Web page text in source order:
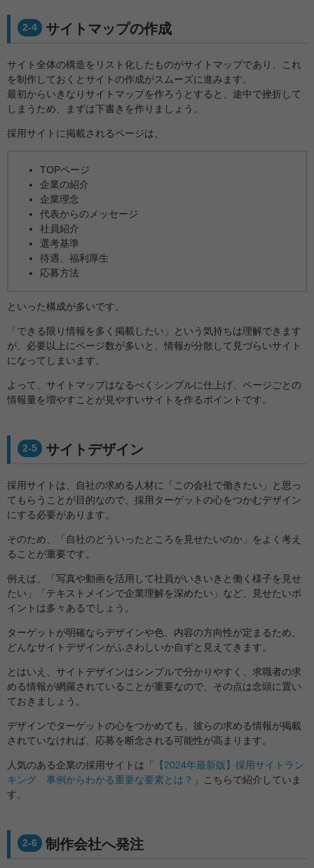
2-4 サイトマップの作成
サイト全体の構造をリスト化したものがサイトマップであり、これ
を制作しておくとサイトの作成がスムーズに進みます。
最初からいきなりサイトマップを作ろうとすると、途中で挫折して
しまうため、まずは下書きを作りましょう。
採用サイトに掲載されるページは、
TOPページ
企業の紹介
企業理念
代表からのメッセージ
社員紹介
選考基準
待遇、福利厚生
応募方法
といった構成が多いです。
「できる限り情報を多く掲載したい」という気持ちは理解できます
が、必要以上にページ数が多いと、情報が分散して見づらいサイト
になってしまいます。
よって、サイトマップはなるべくシンプルに仕上げ、ページごとの
情報量を増やすことが見やすいサイトを作るポイントです。
2-5 サイトデザイン
採用サイトは、自社の求める人材に「この会社で働きたい」と思っ
てもらうことが目的なので、採用ターゲットの心をつかむデザイン
にする必要があります。
そのため、「自社のどういったところを見せたいのか」をよく考え
ることが重要です。
例えば、「写真や動画を活用して社員がいきいきと働く様子を見せ
たい」「テキストメインで企業理解を深めたい」など、見せたいポ
イントは多々あるでしょう。
ターゲットが明確ならデザインや色、内容の方向性が定まるため、
どんなサイトデザインがふさわしいか自ずと見えてきます。
とはいえ、サイトデザインはシンプルで分かりやすく、求職者の求
める情報が網羅されていることが重要なので、その点は念頭に置い
ておきましょう。
デザインでターゲットの心をつかめても、彼らの求める情報が掲載
されていなければ、応募を断念される可能性が高まります。
人気のある企業の採用サイトは「
【2024年最新版】採用サイトラン
キング 事例からわかる重要な要素とは？ 」こちらで紹介していま
す。
2-6 制作会社へ発注